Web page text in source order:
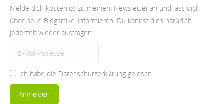
Melde dich kostenlos zu meinem Newsletter an und lass dich
über neue Blogartikel informieren. Du kannst dich natürlich
jederzeit wieder austragen.
Ich habe die Datenschutzerklärung gelesen.